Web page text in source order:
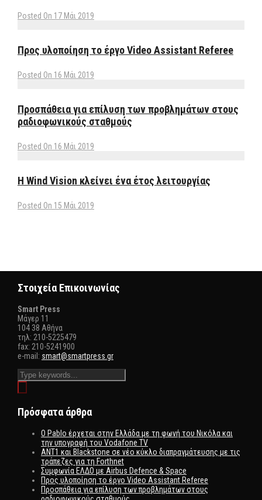
Posted On 17 Μάι 2019
Προς υλοποίηση το έργο Video Assistant Referee
Posted On 16 Μάι 2019
Προσπάθεια για επίλυση των προβλημάτων στους
ραδιοφωνικούς σταθμούς
Posted On 16 Μάι 2019
Η Wind Vision κλείνει ένα έτος λειτουργίας
Posted On 15 Μάι 2019
Στοιχεία Επικοινωνίας
Smart Press
Mάγερ 11
104 38 Αθήνα
τηλ: 210-5225479
fax: 210-5241900
e-mail: smart@smartpress.gr
Πρόσφατα άρθρα
Ο Pablo έρχεται στην Ελλάδα με τη φωνή του Νικόλα και
την υπογραφή του Vodafone TV
ΑΝΤ1 και Blackstone σε νέο κύκλο διαπραγμάτευσης με τις
τράπεζες για τη Forthnet
Συμφωνία ΕΛΔΟ με Airbus Defence & Space
Προς υλοποίηση το έργο Video Assistant Referee
Προσπάθεια για επίλυση των προβλημάτων στους